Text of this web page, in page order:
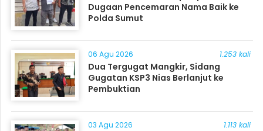
Dugaan Pencemaran Nama Baik ke
Polda Sumut
06 Agu 2026 1.253 kali
Dua Tergugat Mangkir, Sidang
Gugatan KSP3 Nias Berlanjut ke
Pembuktian
03 Agu 2026 1.113 kali